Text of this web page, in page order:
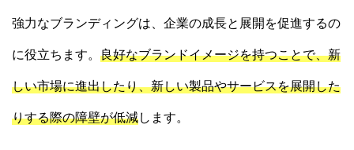
強力なブランディングは、企業の成長と展開を促進するの
に役立ちます。 良好なブランドイメージを持つことで、新
しい市場に進出したり、新しい製品やサービスを展開した
りする際の障壁が低減します。